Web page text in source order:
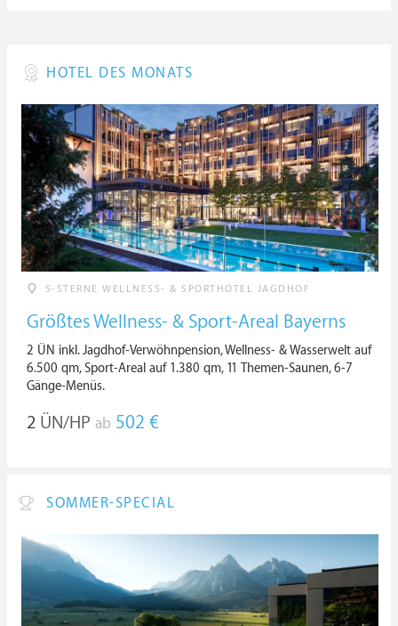
HOTEL DES MONATS
5-STERNE WELLNESS- & SPORTHOTEL JAGDHOF
Größtes Wellness- & Sport-Areal Bayerns
2 ÜN inkl. Jagdhof-Verwöhnpension, Wellness- & Wasserwelt auf
6.500 qm, Sport-Areal auf 1.380 qm, 11 Themen-Saunen, 6-7
Gänge-Menüs.
2 ÜN/HP ab 502 €
SOMMER-SPECIAL